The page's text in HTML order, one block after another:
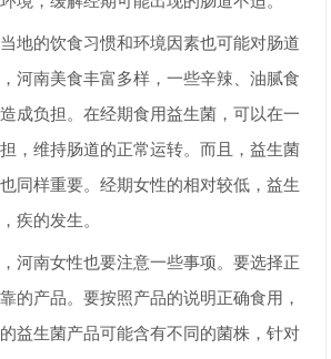
地的饮食习惯和环境因素也可能对肠道
河南美食丰富多样，一些辛辣、油腻食
成负担。在经期食用益生菌，可以在一
，维持肠道的正常运转。而且，益生菌
同样重要。经期女性的相对较低，益生
疾的发生。
河南女性也要注意一些事项。要选择正
的产品。要按照产品的说明正确食用，
益生菌产品可能含有不同的菌株，针对